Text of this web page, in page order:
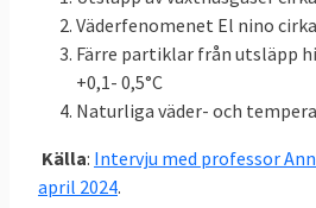
2016-2018:
(LULUCF)
Klicka på länkarna i
källan. MtCO2e betyder
koldioxidekvivalenter, ett
växthusgaser.
Väderfenomenet El nino cirka
Färre partiklar från utsläpp
+0,1- 0,5°C
Naturliga väder- och
Källa: Intervju med professor
april 2024.